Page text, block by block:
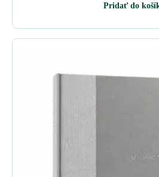
Pridať do